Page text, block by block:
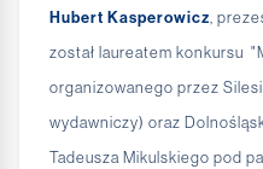
Hubert Kasperowicz,
został laureatem konkursu
organizowanego przez
wydawniczy) oraz
Tadeusza Mikulskiego pod